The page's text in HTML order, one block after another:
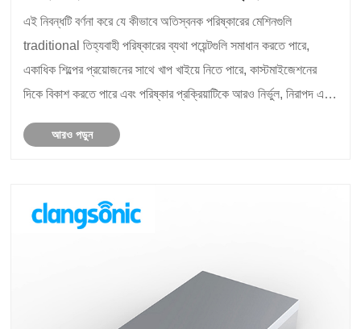
এই নিবন্ধটি বর্ণনা করে যে কীভাবে অতিস্বনক পরিষ্কারের মেশিনগুলি
traditional তিহ্যবাহী পরিষ্কারের ব্যথা পয়েন্টগুলি সমাধান করতে পারে,
একাধিক শিল্পের প্রয়োজনের সাথে খাপ খাইয়ে নিতে পারে, কাস্টমাইজেশনের
দিকে বিকাশ করতে পারে এবং পরিষ্কার প্রক্রিয়াটিকে আরও নির্ভুল, নিরাপদ এবং
আরও পড়ুন